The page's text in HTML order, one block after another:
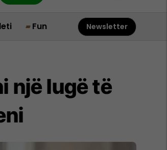
Fun Newsletter
një lugë të